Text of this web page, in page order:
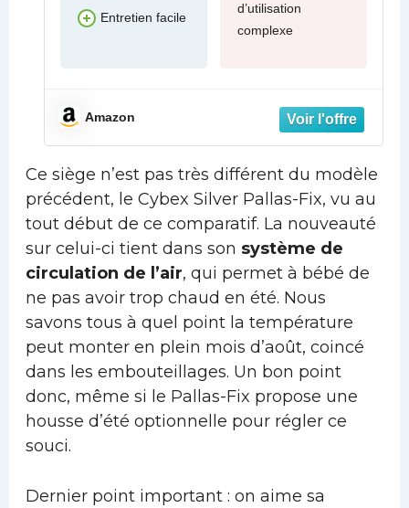
Entretien facile
d’utilisation
complexe
Amazon
Ce siège n’est pas très différent du modèle
précédent, le Cybex Silver Pallas-Fix, vu au
tout début de ce comparatif. La nouveauté
sur celui-ci tient dans son système de
circulation de l’air, qui permet à bébé de
ne pas avoir trop chaud en été. Nous
savons tous à quel point la température
peut monter en plein mois d’août, coincé
dans les embouteillages. Un bon point
donc, même si le Pallas-Fix propose une
housse d’été optionnelle pour régler ce
souci.
Dernier point important : on aime sa